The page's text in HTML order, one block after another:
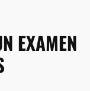
EXAMEN